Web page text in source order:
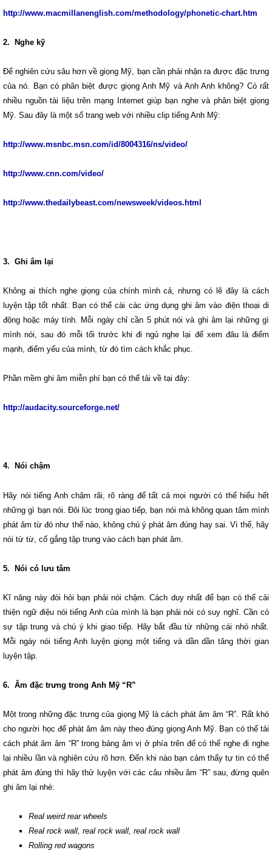
http://www.macmillanenglish.com/methodology/phonetic-chart.htm
2. Nghe kỹ
Để nghiên cứu sâu hơn về giọng Mỹ, bạn cần phải nhận ra được đặc trưng
của nó. Bạn có phân biệt được giọng Anh Mỹ và Anh Anh không? Có rất
nhiều nguồn tài liệu trên mạng Internet giúp bạn nghe và phân biệt giọng
Mỹ. Sau đây là một số trang web với nhiều clip tiếng Anh Mỹ:
http://www.msnbc.msn.com/id/8004316/ns/video/
http://www.cnn.com/video/
http://www.thedailybeast.com/newsweek/videos.html
3. Ghi âm lại
Không ai thích nghe giọng của chính mình cả, nhưng có lẽ đây là cách
luyện tập tốt nhất. Bạn có thể cài các ứng dụng ghi âm vào điện thoại di
động hoặc máy tính. Mỗi ngày chỉ cần 5 phút nói và ghi âm lại những gì
mình nói, sau đó mỗi tối trước khi đi ngủ nghe lại để xem đâu là điểm
mạnh, điểm yếu của mình, từ đó tìm cách khắc phục.
Phần mềm ghi âm miễn phí bạn có thể tải về tại đây:
http://audacity.sourceforge.net/
4. Nói chậm
Hãy nói tiếng Anh chậm rãi, rõ ràng để tất cả mọi người có thể hiểu hết
những gì bạn nói. Đôi lúc trong giao tiếp, bạn nói mà không quan tâm mình
phát âm từ đó như thế nào, không chú ý phát âm đúng hay sai. Vì thế, hãy
nói từ từ, cố gắng tập trung vào cách bạn phát âm.
5. Nói có lưu tâm
Kĩ năng này đòi hỏi bạn phải nói chậm. Cách duy nhất để bạn có thể cải
thiện ngữ điệu nói tiếng Anh của mình là bạn phải nói có suy nghĩ. Cần có
sự tập trung và chú ý khi giao tiếp. Hãy bắt đầu từ những cái nhỏ nhất.
Mỗi ngày nói tiếng Anh luyện giọng một tiếng và dần dần tăng thời gian
luyện tập.
6. Âm đặc trưng trong Anh Mỹ “R”
Một trong những đặc trưng của giọng Mỹ là cách phát âm âm “R”. Rất khó
cho người học để phát âm âm này theo đúng giọng Anh Mỹ. Bạn có thể tải
cách phát âm âm “R” trong bảng âm vị ở phía trên để có thể nghe đi nghe
lại nhiều lần và nghiên cứu rõ hơn. Đến khi nào bạn cảm thấy tự tin có thể
phát âm đúng thì hãy thử luyện với các câu nhiều âm “R” sau, đừng quên
ghi âm lại nhé:
Real weird rear wheels
Real rock wall, real rock wall, real rock wall
Rolling red wagons